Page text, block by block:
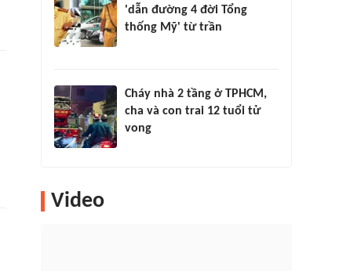
'dẫn đường 4 đời Tổng
thống Mỹ' từ trần
Cháy nhà 2 tầng ở TPHCM,
cha và con trai 12 tuổi tử
vong
Video